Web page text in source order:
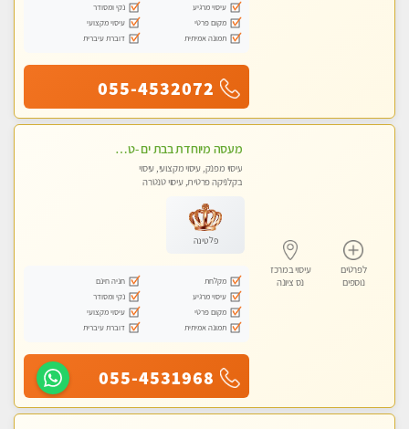
עיסוי מרגיע
נקי ומסודר
מקום פרטי
עיסוי מקצועי
תמונה אמיתית
דוברת עיברית
055-4532072
לפרטים
נוספים
עיסוי במרכז
נס ציונה
מעסה מיוחדת בבת ים -טטאינה בת ים לעיסוי בקליניקה מפוארת מאוד פרטית ומקצועי - עיסוי שוודי וספורטיבי 0543577687
עיסוי מפנק, עיסוי מקצועי, עיסוי
בקלניקה פרטית, עיסוי טנטרה
פלטינה
מקלחת
חניה חינם
עיסוי מרגיע
נקי ומסודר
מקום פרטי
עיסוי מקצועי
תמונה אמיתית
דוברת עיברית
055-4531968